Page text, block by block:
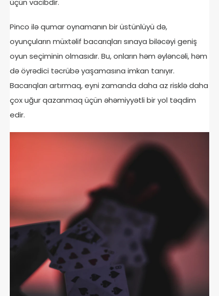
Pinco ilə qumar oynamanın bir üstünlüyü də,
oyunçuların müxtəlif bacarıqları sınaya biləcəyi geniş
oyun seçiminin olmasıdır. Bu, onların həm əyləncəli, həm
də öyrədici təcrübə yaşamasına imkan tanıyır.
Bacarıqları artırmaq, eyni zamanda daha az risklə daha
çox uğur qazanmaq üçün əhəmiyyətli bir yol təqdim
edir.